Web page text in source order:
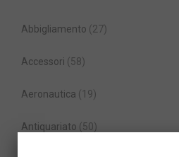
Abbigliamento (27)
Accessori (58)
Aeronautica (19)
Antiquariato (50)